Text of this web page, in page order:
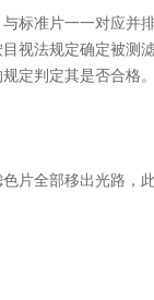
准片一一对应并
视法规定确定被测
定判定其是否合格。
全部移出光路，